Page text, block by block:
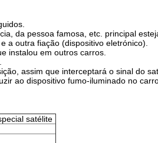
da pessoa famosa, etc. principal
a outra fiação (dispositivo eletrónico).
instalou em outros carros.
assim que interceptará o sinal do
ao dispositivo fumo-iluminado no
satélite